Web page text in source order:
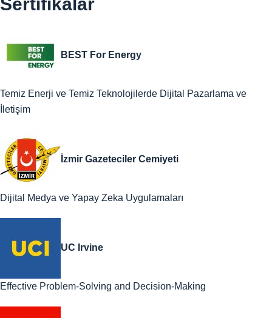
BEST For Energy
Temiz Enerji ve Temiz Teknolojilerde Dijital Pazarlama ve
İletişim
İzmir Gazeteciler Cemiyeti
Dijital Medya ve Yapay Zeka Uygulamaları
UC Irvine
Effective Problem-Solving and Decision-Making